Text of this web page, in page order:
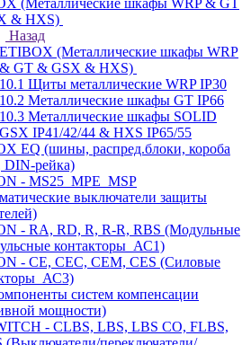
(Металлические шкафы WRP & GT
& HXS)
Назад
ETIBOX (Металлические шкафы WRP
& GT & GSX & HXS)
10.1 Щиты металлические WRP IP30
10.2 Металлические шкафы GT IP66
10.3 Металлические шкафы SOLID
GSX IP41/42/44 & HXS IP65/55
EQ (шины, распред.блоки, короба
DIN-рейка)
- MS25_MPE_MSP
выключатели защиты
- RA, RD, R, R-R, RBS (Модульные
контакторы_АС1)
- CE, CEC, CEM, CES (Силовые
систем компенсации
мощности)
- CLBS, LBS, LBS CO, FLBS,